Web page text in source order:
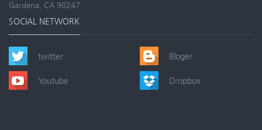
Gardena, CA 90247
SOCIAL NETWORK
twitter
Youtube
Bloger
Dropbox